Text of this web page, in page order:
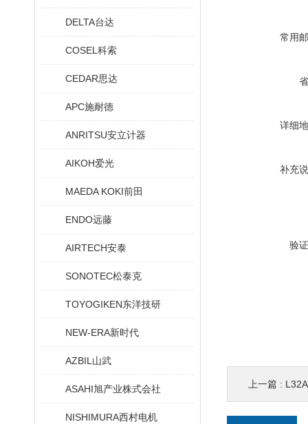
DELTA台达
COSEL科索
CEDAR思达
APC施耐德
ANRITSU安立计器
AIKOH爱光
MAEDA KOKI前田
ENDO远藤
AIRTECH安泰
SONOTEC松泰克
TOYOGIKEN东洋技研
NEW-ERA新时代
AZBIL山武
ASAHI旭产业株式会社
NISHIMURA西村电机
常用
详细
补充
验
上一篇 : L32A/